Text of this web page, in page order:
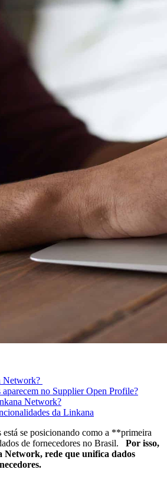
Network?
no Supplier Open Profile?
Network?
da Linkana
está se posicionando como a **primeira
de fornecedores no Brasil. Por isso,
rede que unifica dados